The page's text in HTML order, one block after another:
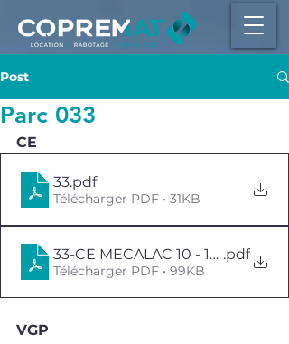
Post
Parc 033
CE
33.pdf
Télécharger PDF • 31KB
33-CE MECALAC 10 - 140463
.pdf
Télécharger PDF • 99KB
VGP